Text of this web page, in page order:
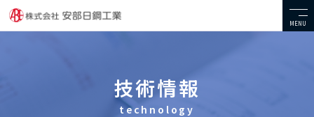
MENU
技術情報
technology